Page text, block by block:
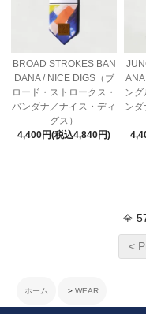
BROAD STROKES BAN
DANA / NICE DIGS（ブ
ロード・ストロークス・
バンダナ／ナイス・ディ
グス）
4,400円(税込4,840円)
ン
ン
全
<
ホーム > WEAR